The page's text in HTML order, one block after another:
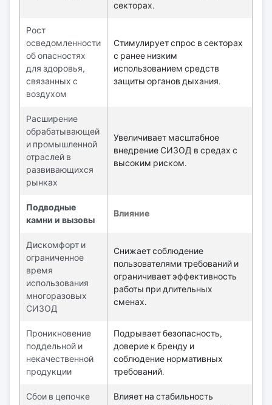
секторах.
Рост
осведомленности
об опасностях
для здоровья,
связанных с
воздухом
Стимулирует спрос в секторах
с ранее низким
использованием средств
защиты органов дыхания.
Расширение
обрабатывающей
и промышленной
отраслей в
развивающихся
рынках
Увеличивает масштабное
внедрение СИЗОД в средах с
высоким риском.
Подводные
камни и вызовы
Влияние
Дискомфорт и
ограниченное
время
использования
многоразовых
СИЗОД
Снижает соблюдение
пользователями требований и
ограничивает эффективность
работы при длительных
сменах.
Проникновение
поддельной и
некачественной
продукции
Подрывает безопасность,
доверие к бренду и
соблюдение нормативных
требований.
Сбои в цепочке
Влияет на стабильность